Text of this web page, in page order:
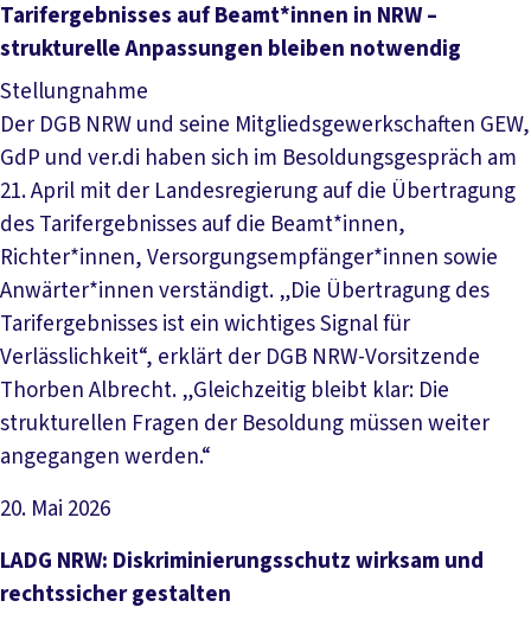
Tarifergebnisses auf Beamt*innen in NRW –
strukturelle Anpassungen bleiben notwendig
Stellungnahme
Der DGB NRW und seine Mitgliedsgewerkschaften GEW,
GdP und ver.di haben sich im Besoldungsgespräch am
21. April mit der Landesregierung auf die Übertragung
des Tarifergebnisses auf die Beamt*innen,
Richter*innen, Versorgungsempfänger*innen sowie
Anwärter*innen verständigt. „Die Übertragung des
Tarifergebnisses ist ein wichtiges Signal für
Verlässlichkeit“, erklärt der DGB NRW-Vorsitzende
Thorben Albrecht. „Gleichzeitig bleibt klar: Die
strukturellen Fragen der Besoldung müssen weiter
angegangen werden.“
20. Mai 2026
Datei herunterladen
LADG NRW: Diskriminierungsschutz wirksam und
rechtssicher gestalten